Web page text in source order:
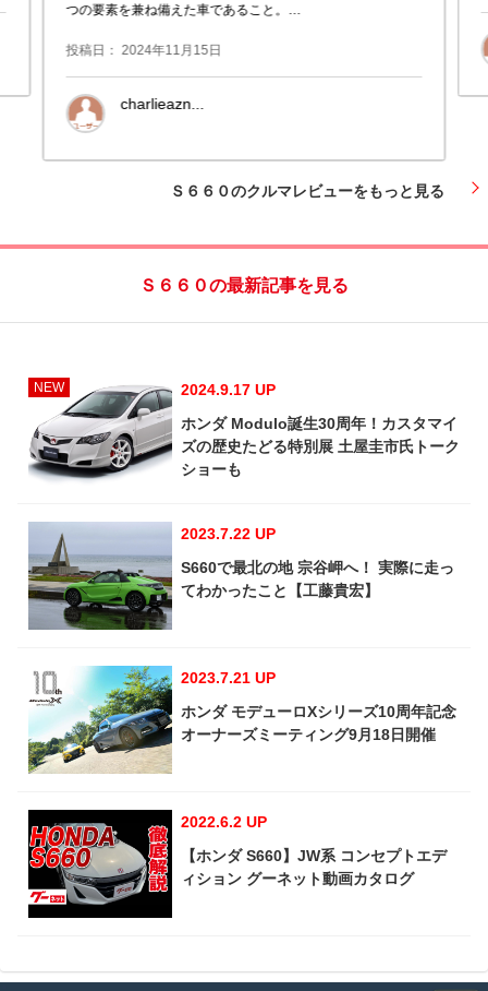
つの要素を兼ね備えた車であること。
Ｓ６６０αからモデューロＸバージョンＺへ乗り換え
投稿日： 2024年11月15日
charlieazn...
埼玉県春日部市
Ｓ６６０のクルマレビューをもっと見る
Ｓ６６０の最新記事を見る
NEW
2024.9.17 UP
ホンダ Modulo誕生30周年！カスタマイ
ズの歴史たどる特別展 土屋圭市氏トーク
ショーも
2023.7.22 UP
S660で最北の地 宗谷岬へ！ 実際に走っ
てわかったこと【工藤貴宏】
2023.7.21 UP
ホンダ モデューロXシリーズ10周年記念
オーナーズミーティング9月18日開催
2022.6.2 UP
【ホンダ S660】JW系 コンセプトエデ
ィション グーネット動画カタログ